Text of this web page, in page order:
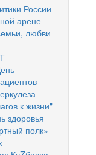
России
арене
любви
к жизни"
здоровья
полк»